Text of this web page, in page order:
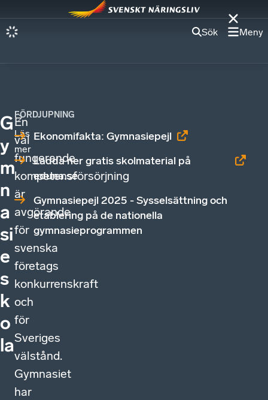
Sök Meny
G
y
m
n
a
si
e
s
k
o
la
En
väl
fungerande
kompetensförsörjning
är
avgörande
för
svenska
företags
konkurrenskraft
och
för
Sveriges
välstånd.
Gymnasiet
har
Läs
mer
FÖRDJUPNING
Ekonomifakta: Gymnasiepejl
Ladda ner gratis skolmaterial på
eduna.se
Gymnasiepejl 2025 - Sysselsättning och
etablering på de nationella
gymnasieprogrammen